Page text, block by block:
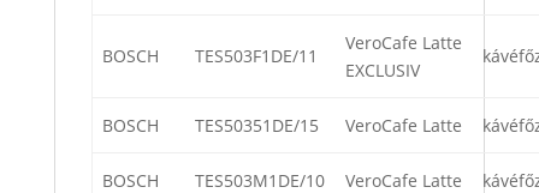
BOSCH TES503F1DE/11
VeroCafe Latte
EXCLUSIV
BOSCH TES50351DE/15 VeroCafe Latte
BOSCH TES503M1DE/10 VeroCafe Latte